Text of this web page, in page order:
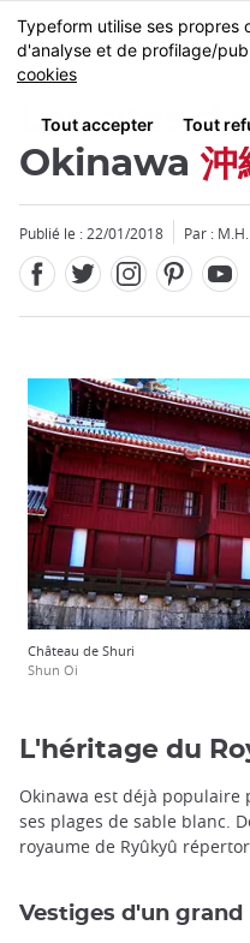
Skip
to
main
MENU
Les sites
Okinawa 沖
Publié le : 22/01/2018 Par : M.H.
Château de Shuri
Shun Oi
L'héritage du
Okinawa est déjà populaire
ses plages de sable blanc.
royaume de Ryûkyû
Vestiges d'un grand